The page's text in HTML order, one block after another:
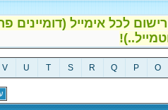
לכל אימייל (דומיינים
O
P
Q
R
S
T
U
V